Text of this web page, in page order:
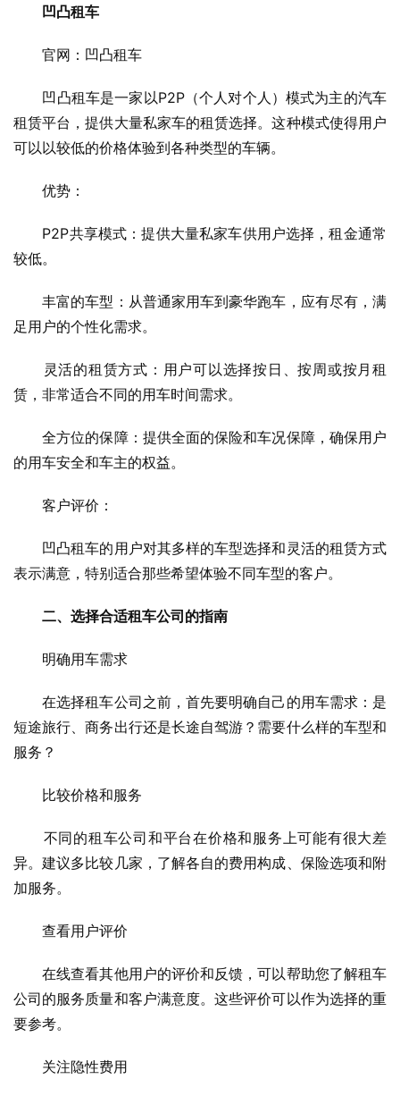
凹凸租车
官网：凹凸租车
凹凸租车是一家以P2P（个人对个人）模式为主的汽车
租赁平台，提供大量私家车的租赁选择。这种模式使得用户
可以以较低的价格体验到各种类型的车辆。
优势：
P2P共享模式：提供大量私家车供用户选择，租金通常
较低。
丰富的车型：从普通家用车到豪华跑车，应有尽有，满
足用户的个性化需求。
灵活的租赁方式：用户可以选择按日、按周或按月租
赁，非常适合不同的用车时间需求。
全方位的保障：提供全面的保险和车况保障，确保用户
的用车安全和车主的权益。
客户评价：
凹凸租车的用户对其多样的车型选择和灵活的租赁方式
表示满意，特别适合那些希望体验不同车型的客户。
二、选择合适租车公司的指南
明确用车需求
在选择租车公司之前，首先要明确自己的用车需求：是
短途旅行、商务出行还是长途自驾游？需要什么样的车型和
服务？
比较价格和服务
不同的租车公司和平台在价格和服务上可能有很大差
异。建议多比较几家，了解各自的费用构成、保险选项和附
加服务。
查看用户评价
在线查看其他用户的评价和反馈，可以帮助您了解租车
公司的服务质量和客户满意度。这些评价可以作为选择的重
要参考。
关注隐性费用